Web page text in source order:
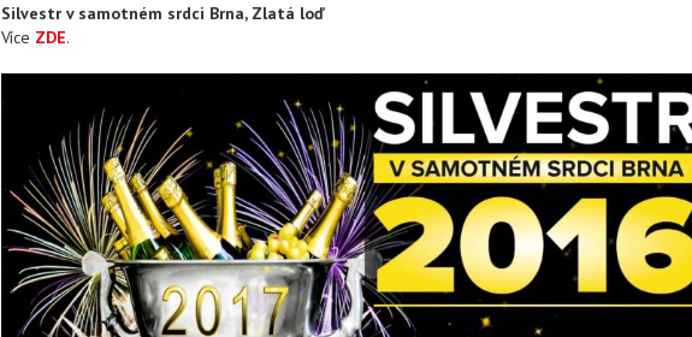
Silvestr v samotném srdci Brna, Zlatá loď
Více ZDE.